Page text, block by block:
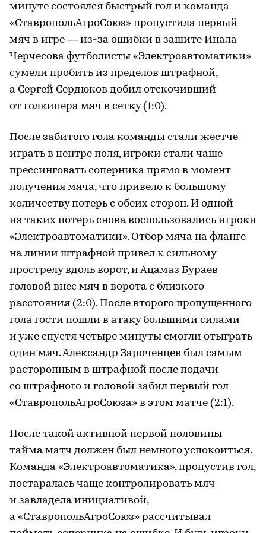
минуте состоялся быстрый гол и команда
«СтавропольАгроСоюз» пропустила первый
мяч в игре — из-за ошибки в защите Инала
Черчесова футболисты «Электроавтоматики»
сумели пробить из пределов штрафной,
а Сергей Сердюков добил отскочивший
от голкипера мяч в сетку (1:0).
После забитого гола команды стали жестче
играть в центре поля, игроки стали чаще
прессинговать соперника прямо в момент
получения мяча, что привело к большому
количеству потерь с обеих сторон. И одной
из таких потерь снова воспользовались игроки
«Электроавтоматики». Отбор мяча на фланге
на линии штрафной привел к сильному
прострелу вдоль ворот, и Ацамаз Бураев
головой внес мяч в ворота с близкого
расстояния (2:0). После второго пропущенного
гола гости пошли в атаку большими силами
и уже спустя четыре минуты смогли отыграть
один мяч. Александр Зароченцев был самым
расторопным в штрафной после подачи
со штрафного и головой забил первый гол
«СтавропольАгроСоюза» в этом матче (2:1).
После такой активной первой половины
тайма матч должен был немного успокоиться.
Команда «Электроавтоматика», пропустив гол,
постаралась чаще контролировать мяч
и завладела инициативой,
а «СтавропольАгроСоюз» рассчитывал